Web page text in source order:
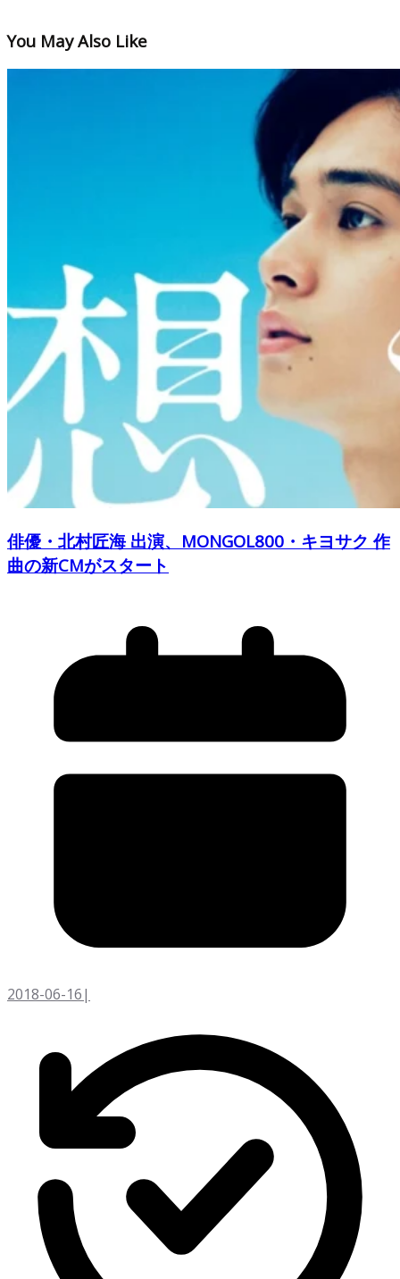
You May Also Like
俳優・北村匠海 出演、MONGOL800・キヨサク 作
曲の新CMがスタート
2018-06-16|